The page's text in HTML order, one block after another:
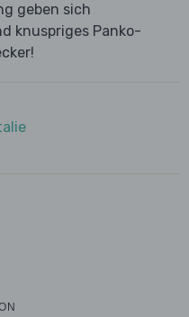
geben sich
knuspriges Panko-